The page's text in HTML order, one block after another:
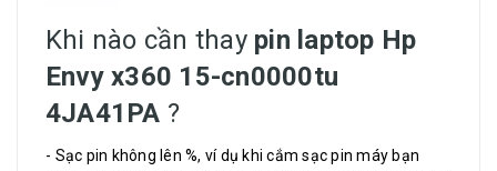
Khi nào cần thay pin laptop Hp
Envy x360 15-cn0000tu
4JA41PA ?
- Sạc pin không lên %, ví dụ khi cắm sạc pin máy bạn